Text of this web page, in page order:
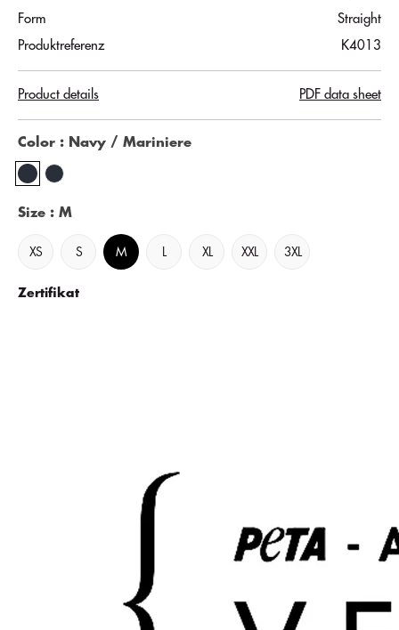
Form
Straight
Produktreferenz
K4013
Product details PDF data sheet
Color : Navy / Mariniere
Size : M
XS S M XL XXL 3XL
Zertifikat